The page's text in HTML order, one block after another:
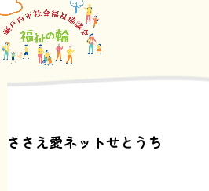
ささえ愛ネットせとうち